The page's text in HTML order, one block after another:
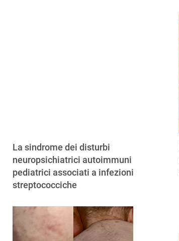
La sindrome dei disturbi
neuropsichiatrici autoimmuni
pediatrici associati a infezioni
streptococciche